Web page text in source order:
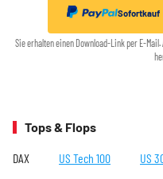
Sofortkauf
Sie erhalten einen Download-Link per E-
Tops & Flops
DAX US Tech 100 US